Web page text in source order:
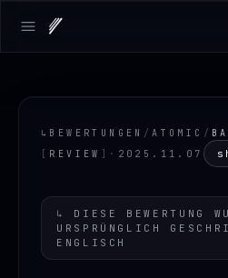
Open main menu
↳ BEWERTUNGEN /ATOMIC /
[ REVIEW ] · 2025.11.07
↳ DIESE BEWERTUNG
URSPRÜNGLICH
ENGLISCH